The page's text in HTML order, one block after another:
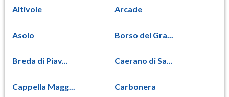
Altivole Arcade
Asolo Borso del Gra...
Breda di Piav... Caerano di Sa...
Cappella Magg... Carbonera